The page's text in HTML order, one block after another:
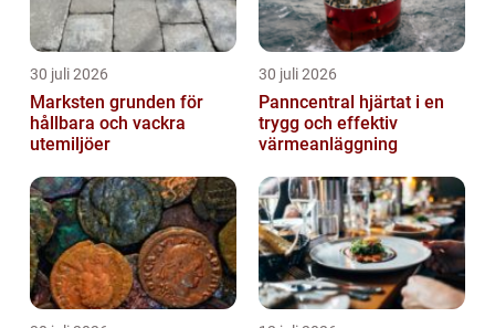
30 juli 2026
Marksten grunden för
hållbara och vackra
utemiljöer
30 juli 2026
Panncentral hjärtat i en
trygg och effektiv
värmeanläggning